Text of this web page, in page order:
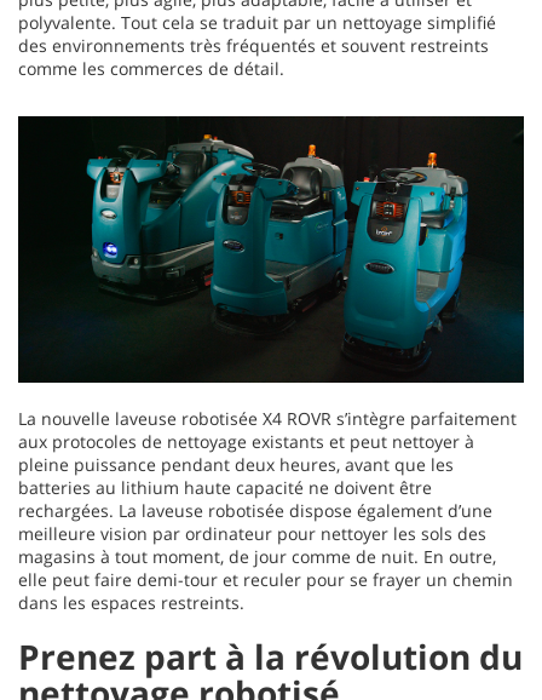
polyvalente. Tout cela se traduit par un nettoyage simplifié
des environnements très fréquentés et souvent restreints
comme les commerces de détail.
La nouvelle laveuse robotisée X4 ROVR s’intègre parfaitement
aux protocoles de nettoyage existants et peut nettoyer à
pleine puissance pendant deux heures, avant que les
batteries au lithium haute capacité ne doivent être
rechargées. La laveuse robotisée dispose également d’une
meilleure vision par ordinateur pour nettoyer les sols des
magasins à tout moment, de jour comme de nuit. En outre,
elle peut faire demi-tour et reculer pour se frayer un chemin
dans les espaces restreints.
Prenez part à la révolution du